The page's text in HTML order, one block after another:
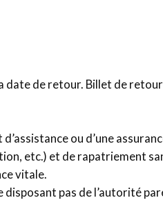
date de retour. Billet de
ou d’une
etc.) et de rapatriement
vitale.
disposant pas de l’autorité